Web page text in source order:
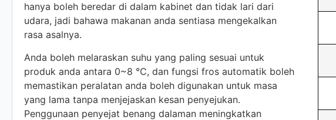
hanya boleh beredar di dalam kabinet dan tidak lari dari
udara, jadi bahawa makanan anda sentiasa mengekalkan
rasa asalnya.
Anda boleh melaraskan suhu yang paling sesuai untuk
produk anda antara 0~8 ℃, dan fungsi fros automatik boleh
memastikan peralatan anda boleh digunakan untuk masa
yang lama tanpa menjejaskan kesan penyejukan.
Penggunaan penyejat benang dalaman meningkatkan